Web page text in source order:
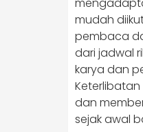
mudah
pembaca
dari jadwal
karya dan
dan
sejak awal